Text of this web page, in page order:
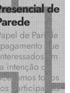
de
de Parede
que
em
intenção de
todos
participantes